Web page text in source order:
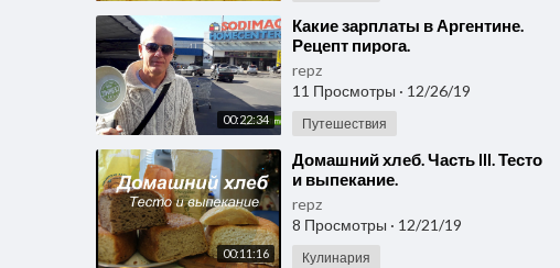
00:22:34
⁣Какие зарплаты в Аргентине.
Рецепт пирога.
repz
11 Просмотры · 12/26/19
Путешествия
00:11:16
⁣Домашний хлеб. Часть III. Тесто
и выпекание.
repz
8 Просмотры · 12/21/19
Кулинария